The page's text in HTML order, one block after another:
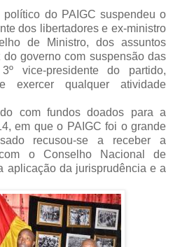
político do PAIGC suspendeu o
dos libertadores e ex-ministro
de Ministro, dos assuntos
do governo com suspensão das
vice-presidente do partido,
exercer qualquer atividade
com fundos doados para a
em que o PAIGC foi o grande
recusou-se a receber a
o Conselho Nacional de
aplicação da jurisprudência e a